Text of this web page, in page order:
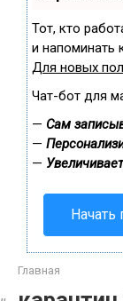
Тот, кто
и напоминать
Для новых
Чат-бот для
— Сам
—
—
Начать
Главная